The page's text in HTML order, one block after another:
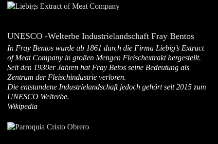
UNESCO -Welterbe Industrielandschaft Fray Bentos
In Fray Bentos wurde ab 1861 durch die Firma Liebig’s Extract
of Meat Company in großen Mengen Fleischextrakt hergestellt.
Seit den 1930er Jahren hat Fray Betos seine Bedeutung als
Zentrum der Fleischindustrie verloren.
Die entstandene Industrielandschaft jedoch gehört seit 2015 zum
UNESCO Welterbe.
Wikipedia